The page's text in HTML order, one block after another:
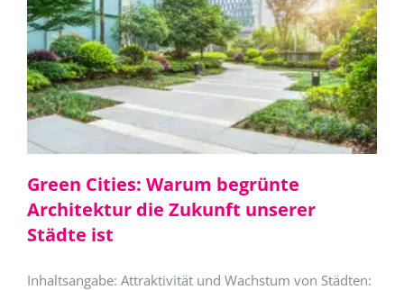
Green Cities: Warum begrünte
Architektur die Zukunft unserer
Städte ist
Inhaltsangabe: Attraktivität und Wachstum von Städten: